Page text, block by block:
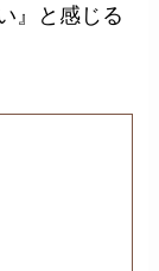
』と感じる